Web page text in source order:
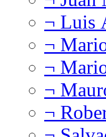
¬ Luis
¬
¬
¬
¬